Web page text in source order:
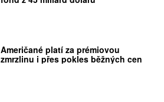
Američané platí za prémiovou
zmrzlinu i přes pokles běžných cen